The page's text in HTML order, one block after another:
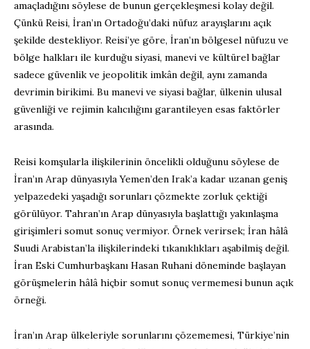
amaçladığını söylese de bunun gerçekleşmesi kolay değil.
Çünkü Reisi, İran’ın Ortadoğu’daki nüfuz arayışlarını açık
şekilde destekliyor. Reisi’ye göre, İran’ın bölgesel nüfuzu ve
bölge halkları ile kurduğu siyasi, manevi ve kültürel bağlar
sadece güvenlik ve jeopolitik imkân değil, aynı zamanda
devrimin birikimi. Bu manevi ve siyasi bağlar, ülkenin ulusal
güvenliği ve rejimin kalıcılığını garantileyen esas faktörler
arasında.
Reisi komşularla ilişkilerinin öncelikli olduğunu söylese de
İran’ın Arap dünyasıyla Yemen’den Irak’a kadar uzanan geniş
yelpazedeki yaşadığı sorunları çözmekte zorluk çektiği
görülüyor. Tahran’ın Arap dünyasıyla başlattığı yakınlaşma
girişimleri somut sonuç vermiyor. Örnek verirsek; İran hâlâ
Suudi Arabistan’la ilişkilerindeki tıkanıklıkları aşabilmiş değil.
İran Eski Cumhurbaşkanı Hasan Ruhani döneminde başlayan
görüşmelerin hâlâ hiçbir somut sonuç vermemesi bunun açık
örneği.
İran’ın Arap ülkeleriyle sorunlarını çözememesi, Türkiye’nin